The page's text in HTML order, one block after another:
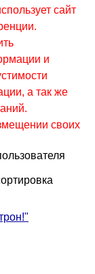
сайт
и
а так же
своих